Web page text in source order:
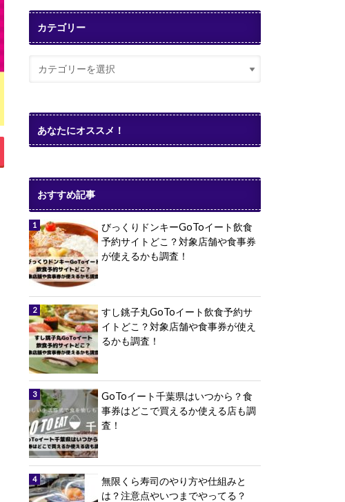
カテゴリー
あなたにオススメ！
おすすめ記事
びっくりドンキーGoToイート飲食
予約サイトどこ？対象店舗や食事券
が使えるかも調査！
すし銚子丸GoToイート飲食予約サ
イトどこ？対象店舗や食事券が使え
るかも調査！
GoToイート千葉県はいつから？食
事券はどこで買えるか使える店も調
査！
無限くら寿司のやり方や仕組みと
は？注意点やいつまでやってる？